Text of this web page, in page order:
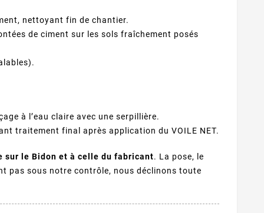
nettoyant fin de chantier.
de ciment sur les sols fraîchement posés
à l’eau claire avec une serpillière.
traitement final après application du VOILE NET.
sur le Bidon et à celle du fabricant. La pose, le
pas sous notre contrôle, nous déclinons toute